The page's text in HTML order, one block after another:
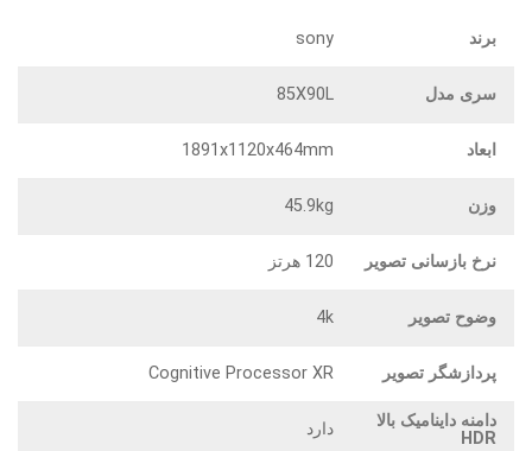
برند sony
سری مدل 85X90L
ابعاد 1891x1120x464mm
وزن 45.9kg
نرخ بازسانی تصویر 120 هرتز
وضوح تصویر 4k
پردازشگر تصویر Cognitive Processor XR
دامنه داینامیک بالا
HDR
دارد